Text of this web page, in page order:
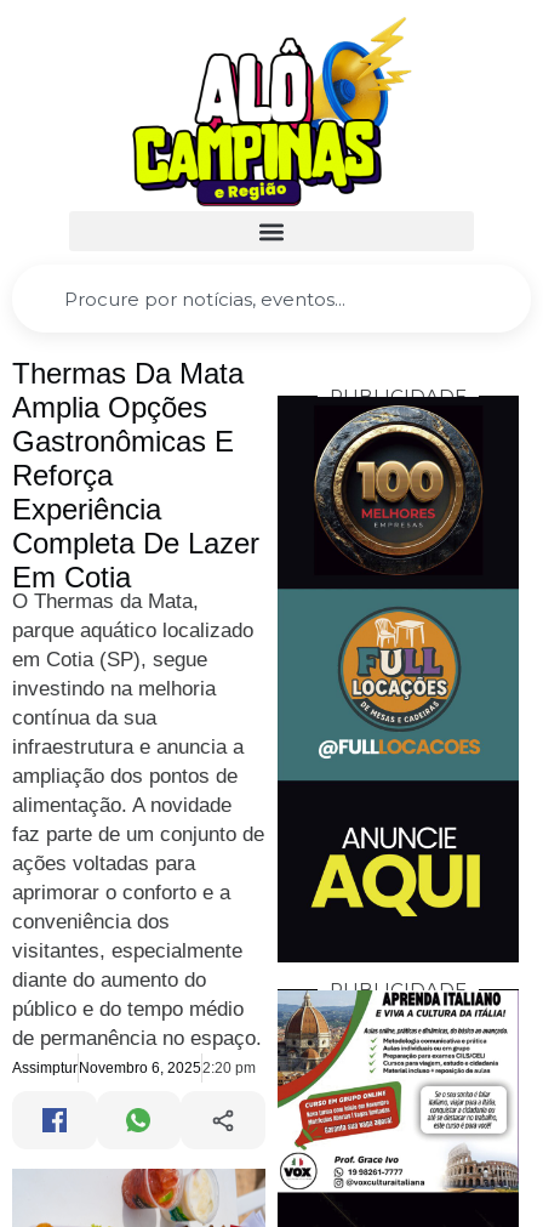
Thermas Da Mata
Amplia Opções
Gastronômicas E
Reforça
Experiência
Completa De Lazer
Em Cotia
O Thermas da Mata,
parque aquático localizado
em Cotia (SP), segue
investindo na melhoria
contínua da sua
infraestrutura e anuncia a
ampliação dos pontos de
alimentação. A novidade
faz parte de um conjunto de
ações voltadas para
aprimorar o conforto e a
conveniência dos
visitantes, especialmente
diante do aumento do
público e do tempo médio
de permanência no espaço.
Assimptur Novembro 6, 20252:20 pm
PUBLICIDADE
PUBLICIDADE